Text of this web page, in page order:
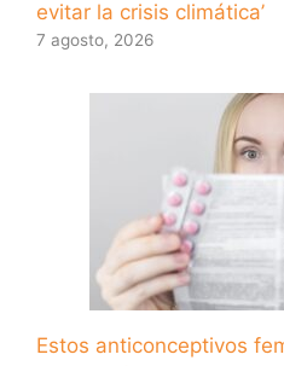
evitar la crisis climática’
7 agosto, 2026
Estos anticonceptivos